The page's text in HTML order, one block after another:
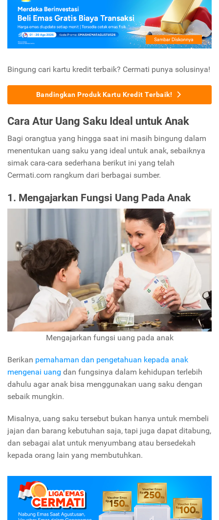
Bingung cari kartu kredit terbaik? Cermati punya solusinya!
Bandingkan Produk Kartu Kredit Terbaik!
Cara Atur Uang Saku Ideal untuk Anak
Bagi orangtua yang hingga saat ini masih bingung dalam
menentukan uang saku yang ideal untuk anak, sebaiknya
simak cara-cara sederhana berikut ini yang telah
Cermati.com rangkum dari berbagai sumber.
1. Mengajarkan Fungsi Uang Pada Anak
Mengajarkan fungsi uang pada anak
Berikan pemahaman dan pengetahuan kepada anak
mengenai uang dan fungsinya dalam kehidupan terlebih
dahulu agar anak bisa menggunakan uang saku dengan
sebaik mungkin.
Misalnya, uang saku tersebut bukan hanya untuk membeli
jajan dan barang kebutuhan saja, tapi juga dapat ditabung,
dan sebagai alat untuk menyumbang atau bersedekah
kepada orang lain yang membutuhkan.